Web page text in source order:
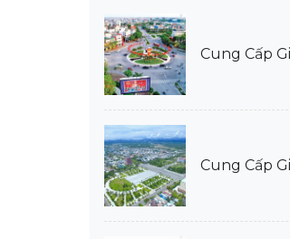
Cung Cấp
Cung Cấp